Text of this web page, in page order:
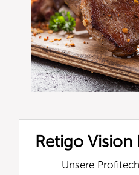
Retigo
Unsere